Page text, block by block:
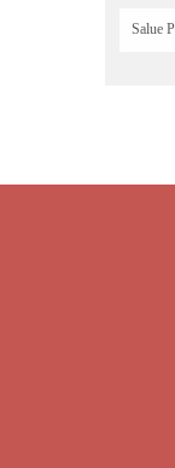
Salue